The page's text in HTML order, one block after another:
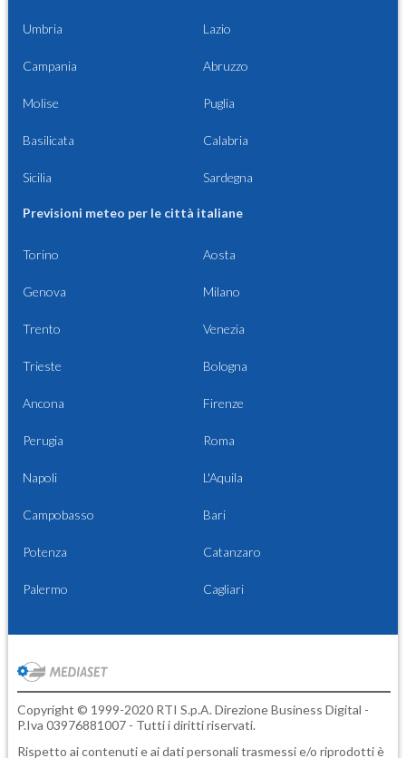
Umbria Lazio
Campania Abruzzo
Molise Puglia
Basilicata Calabria
Sicilia Sardegna
Previsioni meteo per le città italiane
Torino Aosta
Genova Milano
Trento Venezia
Trieste Bologna
Ancona Firenze
Perugia Roma
Napoli L'Aquila
Campobasso Bari
Potenza Catanzaro
Palermo Cagliari
Copyright © 1999-2020 RTI S.p.A. Direzione Business Digital -
P.Iva 03976881007 - Tutti i diritti riservati.
Rispetto ai contenuti e ai dati personali trasmessi e/o riprodotti è